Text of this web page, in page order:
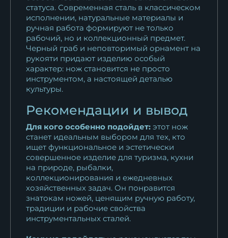
статуса. Современная сталь в классическом
исполнении, натуральные материалы и
ручная работа формируют не только
рабочий, но и коллекционный предмет.
Черный граб и неповторимый орнамент на
рукояти придают изделию особый
характер: нож становится не просто
инструментом, а настоящей деталью
культуры.
Рекомендации и вывод
Для кого особенно подойдет: этот нож
станет идеальным выбором для тех, кто
ищет функциональное и эстетически
совершенное изделие для туризма, кухни
на природе, рыбалки,
коллекционирования и ежедневных
хозяйственных задач. Он понравится
знатокам ножей, ценящим ручную работу,
традиции и рабочие свойства
инструментальных сталей.